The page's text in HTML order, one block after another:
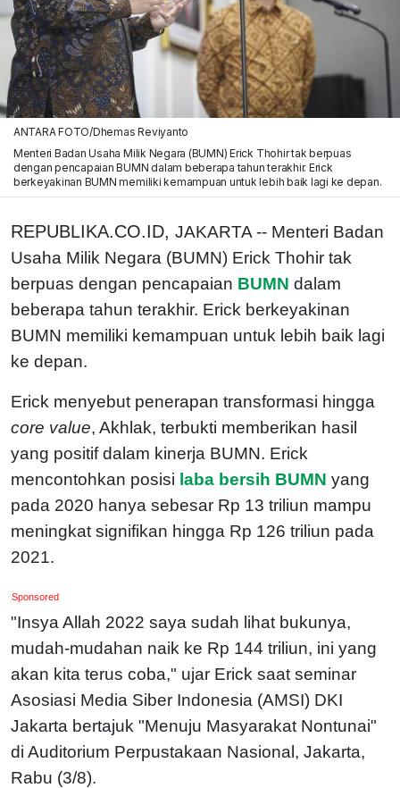
ANTARA FOTO/Dhemas Reviyanto
Menteri Badan Usaha Milik Negara (BUMN) Erick Thohir tak berpuas
dengan pencapaian BUMN dalam beberapa tahun terakhir. Erick
berkeyakinan BUMN memiliki kemampuan untuk lebih baik lagi ke depan.
REPUBLIKA.CO.ID, JAKARTA -- Menteri Badan
Usaha Milik Negara (BUMN) Erick Thohir tak
berpuas dengan pencapaian BUMN dalam
beberapa tahun terakhir. Erick berkeyakinan
BUMN memiliki kemampuan untuk lebih baik lagi
ke depan.
Erick menyebut penerapan transformasi hingga
core value, Akhlak, terbukti memberikan hasil
yang positif dalam kinerja BUMN. Erick
mencontohkan posisi laba bersih BUMN yang
pada 2020 hanya sebesar Rp 13 triliun mampu
meningkat signifikan hingga Rp 126 triliun pada
2021.
Sponsored
"Insya Allah 2022 saya sudah lihat bukunya,
mudah-mudahan naik ke Rp 144 triliun, ini yang
akan kita terus coba," ujar Erick saat seminar
Asosiasi Media Siber Indonesia (AMSI) DKI
Jakarta bertajuk "Menuju Masyarakat Nontunai"
di Auditorium Perpustakaan Nasional, Jakarta,
Rabu (3/8).